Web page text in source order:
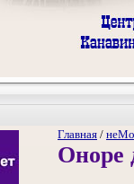
Главная /
Оноре